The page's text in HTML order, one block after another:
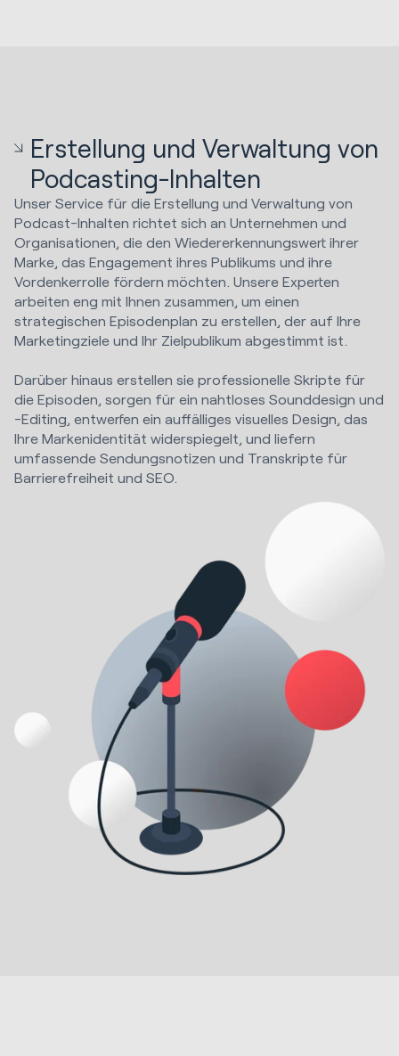
Erstellung und Verwaltung von
Podcasting-Inhalten
Unser Service für die Erstellung und Verwaltung von
Podcast-Inhalten richtet sich an Unternehmen und
Organisationen, die den Wiedererkennungswert ihrer
Marke, das Engagement ihres Publikums und ihre
Vordenkerrolle fördern möchten. Unsere Experten
arbeiten eng mit Ihnen zusammen, um einen
strategischen Episodenplan zu erstellen, der auf Ihre
Marketingziele und Ihr Zielpublikum abgestimmt ist.
Darüber hinaus erstellen sie professionelle Skripte für
die Episoden, sorgen für ein nahtloses Sounddesign und
-Editing, entwerfen ein auffälliges visuelles Design, das
Ihre Markenidentität widerspiegelt, und liefern
umfassende Sendungsnotizen und Transkripte für
Barrierefreiheit und SEO.